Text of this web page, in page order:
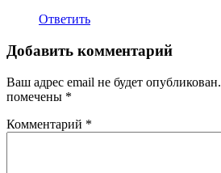
Ответить
Добавить комментарий
Ваш адрес email не будет опубликован.
помечены *
Комментарий *